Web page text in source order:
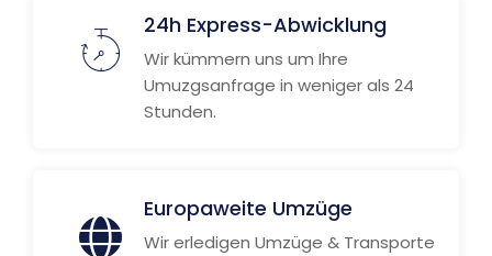
24h Express-Abwicklung
Wir kümmern uns um Ihre
Umuzgsanfrage in weniger als 24
Stunden.
Europaweite Umzüge
Wir erledigen Umzüge & Transporte